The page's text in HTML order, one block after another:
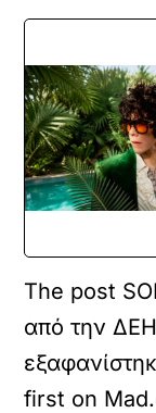
The post
από την
first on